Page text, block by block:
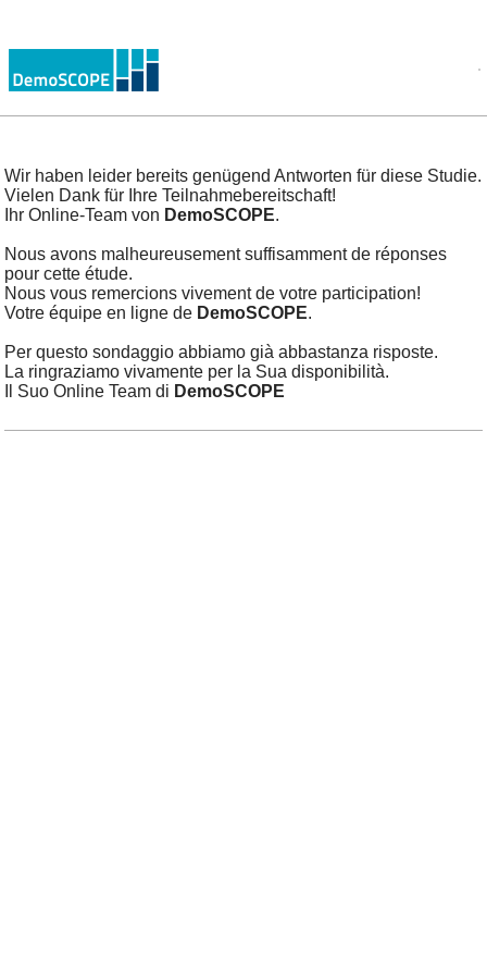
Wir haben leider bereits genügend Antworten für diese Studie.
Vielen Dank für Ihre Teilnahmebereitschaft!
Ihr Online-Team von DemoSCOPE.
Nous avons malheureusement suffisamment de réponses
pour cette étude.
Nous vous remercions vivement de votre participation!
Votre équipe en ligne de DemoSCOPE.
Per questo sondaggio abbiamo già abbastanza risposte.
La ringraziamo vivamente per la Sua disponibilità.
Il Suo Online Team di DemoSCOPE